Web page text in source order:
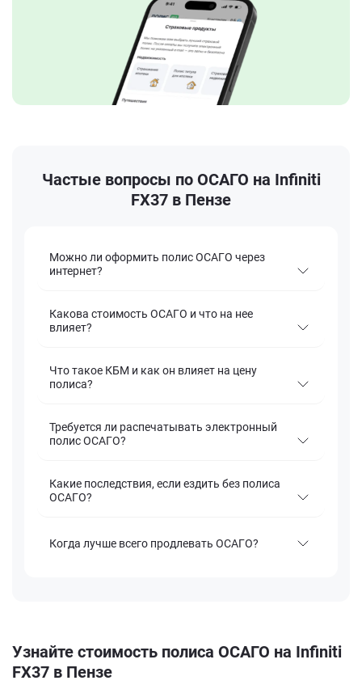
Частые вопросы по ОСАГО на Infiniti
FX37 в Пензе
Можно ли оформить полис ОСАГО через
интернет?
Какова стоимость ОСАГО и что на нее
влияет?
Что такое КБМ и как он влияет на цену
полиса?
Требуется ли распечатывать электронный
полис ОСАГО?
Какие последствия, если ездить без полиса
ОСАГО?
Когда лучше всего продлевать ОСАГО?
Узнайте стоимость полиса ОСАГО на Infiniti
FX37 в Пензе